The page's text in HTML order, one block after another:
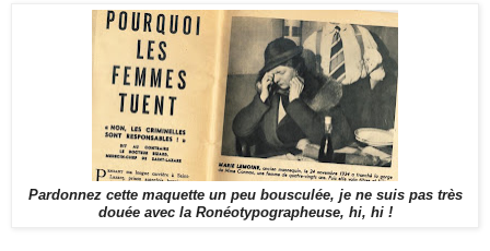
Pardonnez cette maquette un peu bousculée, je ne suis pas très
douée avec la Ronéotypographeuse, hi, hi !